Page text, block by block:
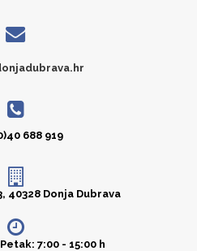
688 919
40328 Donja Dubrava
7:00 - 15:00 h